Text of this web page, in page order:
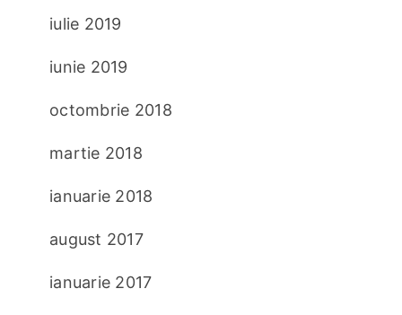
iulie 2019
iunie 2019
octombrie 2018
martie 2018
ianuarie 2018
august 2017
ianuarie 2017